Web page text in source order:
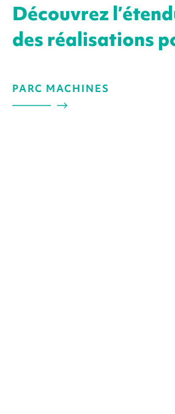
Découvrez
des réalisations
PARC MACHINES